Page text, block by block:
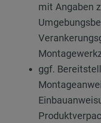
mit Angaben
ggf.